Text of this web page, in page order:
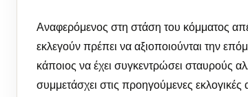
Αναφερόμενος στη στάση του κόμματος
εκλεγούν πρέπει να αξιοποιούνται την
κάποιος να έχει συγκεντρώσει σταυρούς
συμμετάσχει στις προηγούμενες